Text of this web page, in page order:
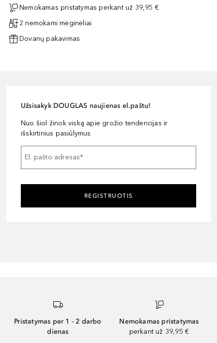
Nemokamas pristatymas perkant už 39,95 €
2 nemokami mėginėliai
Dovanų pakavimas
Užsisakyk DOUGLAS naujienas el.paštu!
Nuo šiol žinok viską apie grožio tendencijas ir
išskirtinius pasiūlymus
El. pašto adresas*
REGISTRUOTIS
Pristatymas per 1 - 2 darbo
dienas
Nemokamas pristatymas
perkant už 39,95 €